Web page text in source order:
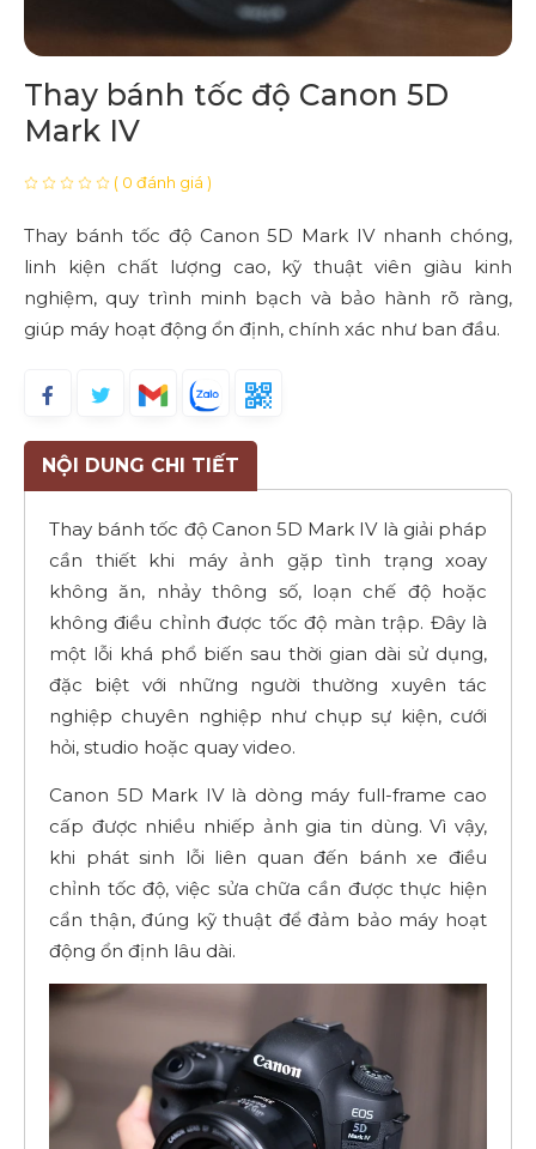
Thay bánh tốc độ Canon 5D
Mark IV
( 0 đánh giá )
Thay bánh tốc độ Canon 5D Mark IV nhanh chóng,
linh kiện chất lượng cao, kỹ thuật viên giàu kinh
nghiệm, quy trình minh bạch và bảo hành rõ ràng,
giúp máy hoạt động ổn định, chính xác như ban đầu.
NỘI DUNG CHI TIẾT
Thay bánh tốc độ Canon 5D Mark IV là giải pháp
cần thiết khi máy ảnh gặp tình trạng xoay
không ăn, nhảy thông số, loạn chế độ hoặc
không điều chỉnh được tốc độ màn trập. Đây là
một lỗi khá phổ biến sau thời gian dài sử dụng,
đặc biệt với những người thường xuyên tác
nghiệp chuyên nghiệp như chụp sự kiện, cưới
hỏi, studio hoặc quay video.
Canon 5D Mark IV là dòng máy full-frame cao
cấp được nhiều nhiếp ảnh gia tin dùng. Vì vậy,
khi phát sinh lỗi liên quan đến bánh xe điều
chỉnh tốc độ, việc sửa chữa cần được thực hiện
cẩn thận, đúng kỹ thuật để đảm bảo máy hoạt
động ổn định lâu dài.